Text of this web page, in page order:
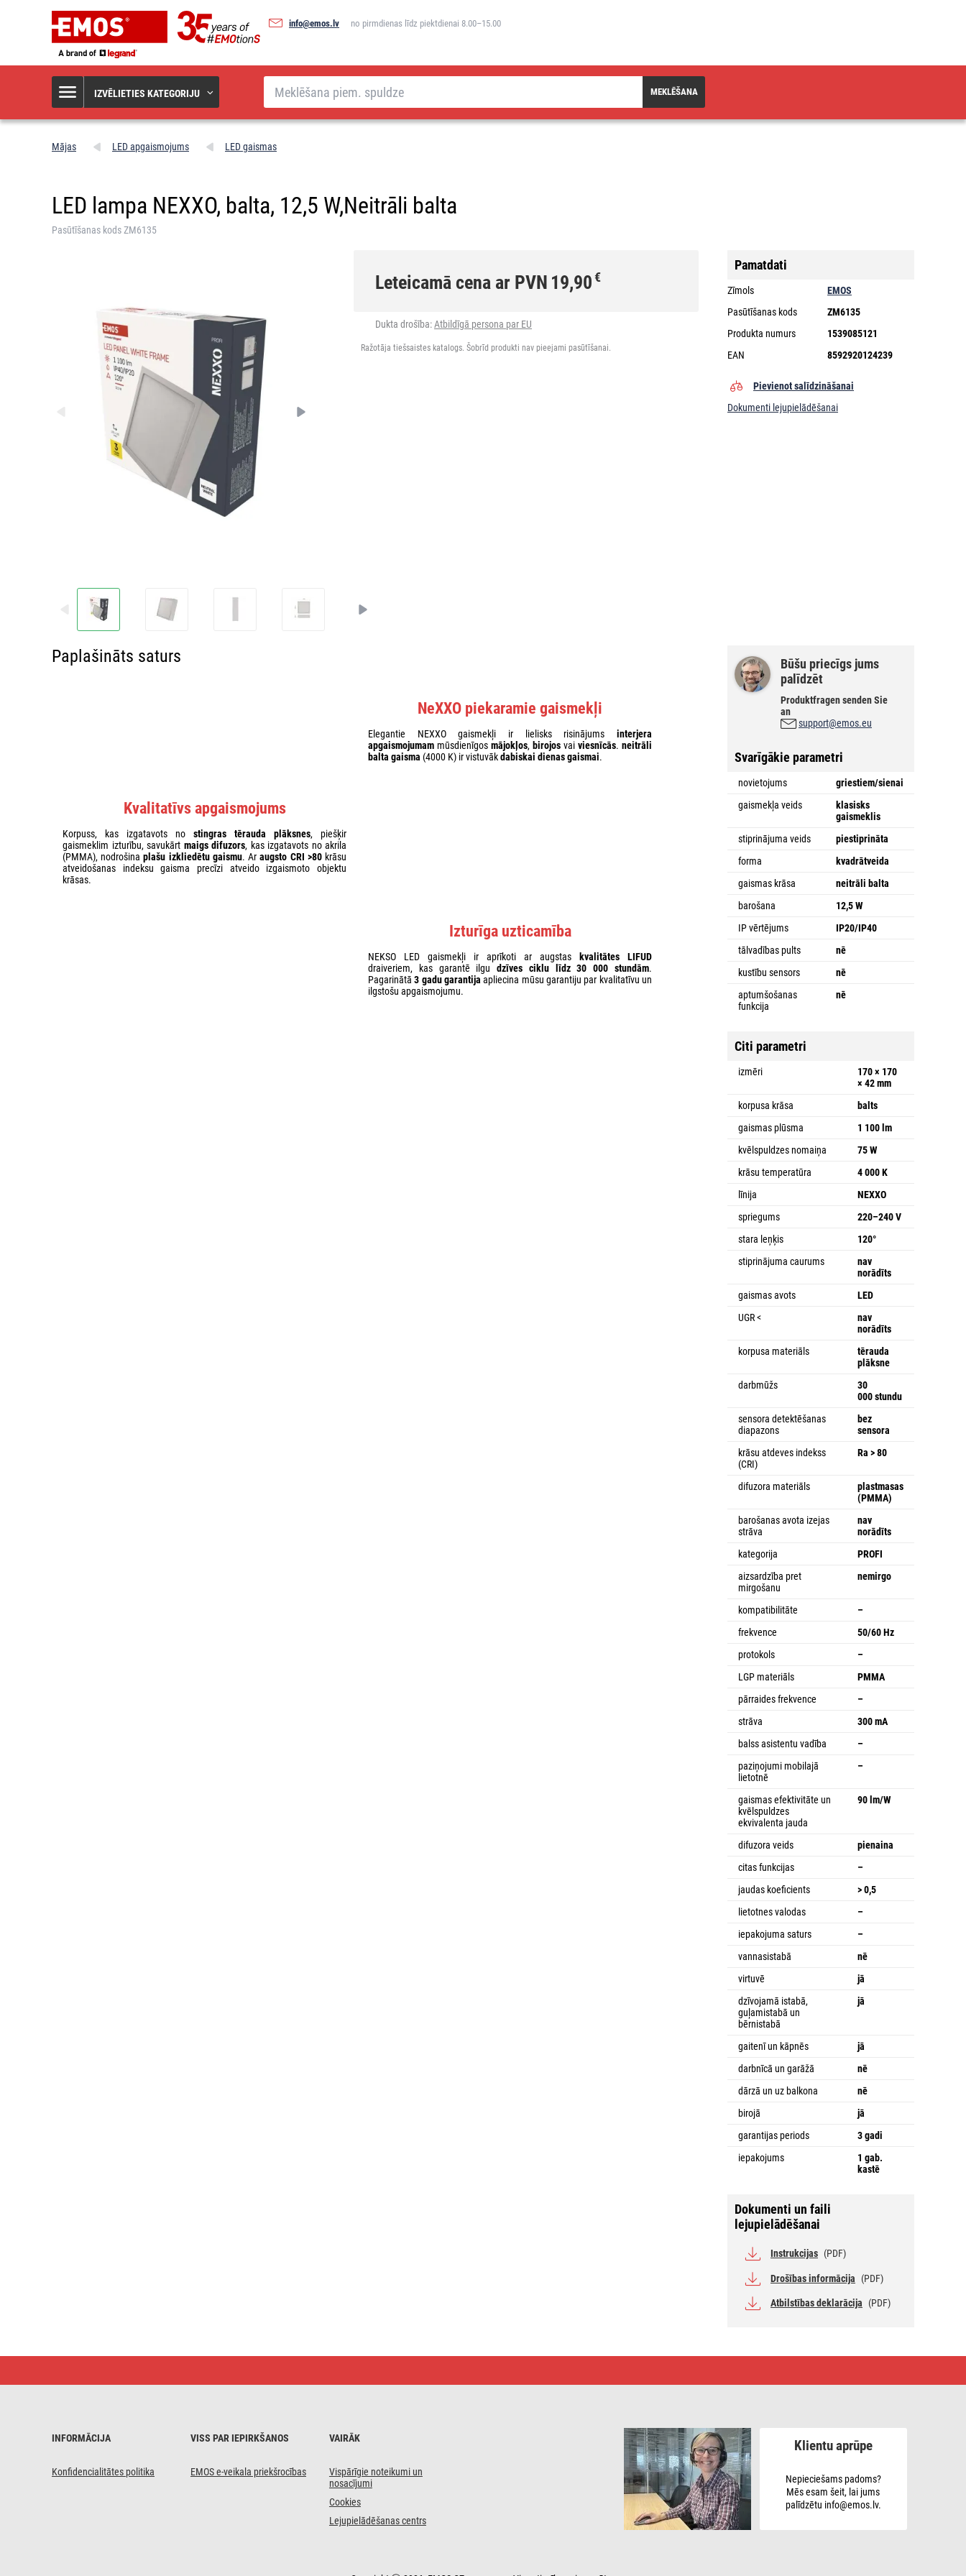
info@emos.lv no pirmdienas līdz piektdienai 8.00–15.00
IZVĒLIETIES KATEGORIJU
Meklēšana
MEKLĒŠANA
Mājas LED apgaismojums LED gaismas
LED lampa NEXXO, balta, 12,5 W,Neitrāli balta
Pasūtīšanas kods ZM6135
Leteicamā cena ar PVN 19,90€
Dukta drošība:Atbildīgā persona par EU
Ražotāja tiešsaistes katalogs. Šobrīd produkti nav pieejami pasūtīšanai.
Pamatdati
Zīmols
EMOS
Pasūtīšanas kods
ZM6135
Produkta numurs
1539085121
EAN
8592920124239
Pievienot salīdzināšanai
Dokumenti lejupielādēšanai
Paplašināts saturs
NeXXO piekaramie gaismekļi
Elegantie NEXXO gaismekļi ir lielisks risinājums interjera
apgaismojumam mūsdienīgos mājokļos, birojos vai viesnīcās. neitrāli
balta gaisma (4000 K) ir vistuvākdabiskai dienas gaismai.
Kvalitatīvs apgaismojums
Korpuss, kas izgatavots no stingras tērauda plāksnes, piešķir
gaismeklim izturību, savukārt maigs difuzors, kas izgatavots no akrila
(PMMA), nodrošinaplašu izkliedētu gaismu. Araugsto CRI >80krāsu
atveidošanas indeksu gaisma precīzi atveido izgaismoto objektu
krāsas.
Izturīga uzticamība
NEKSO LED gaismekļi ir aprīkoti ar augstas kvalitātes LIFUD
draiveriem, kas garantē ilgudzīves ciklu līdz 30 000 stundām.
Pagarinātā3 gadu garantija apliecina mūsu garantiju par kvalitatīvu un
ilgstošu apgaismojumu.
Būšu priecīgs jums
palīdzēt
Produktfragen senden Sie
an
support@emos.eu
Svarīgākie parametri
novietojums
griestiem/sienai
gaismekļa veids
klasisks
gaismeklis
stiprinājuma veids
piestiprināta
forma
kvadrātveida
gaismas krāsa
neitrāli balta
barošana
12,5 W
IP vērtējums
IP20/IP40
tālvadības pults
nē
kustību sensors
nē
aptumšošanas
funkcija
nē
Citi parametri
izmēri
170 × 170
× 42 mm
korpusa krāsa
balts
gaismas plūsma
1 100 lm
kvēlspuldzes nomaiņa
75 W
krāsu temperatūra
4 000 K
līnija
NEXXO
spriegums
220–240 V
stara leņķis
120°
stiprinājuma caurums
nav
norādīts
gaismas avots
LED
UGR <
nav
norādīts
korpusa materiāls
tērauda
plāksne
darbmūžs
30
000 stundu
sensora detektēšanas
diapazons
bez
sensora
krāsu atdeves indekss
(CRI)
Ra > 80
difuzora materiāls
plastmasas
(PMMA)
barošanas avota izejas
strāva
nav
norādīts
kategorija
PROFI
aizsardzība pret
mirgošanu
nemirgo
kompatibilitāte
–
frekvence
50/60 Hz
protokols
–
LGP materiāls
PMMA
pārraides frekvence
–
strāva
300 mA
balss asistentu vadība
–
paziņojumi mobilajā
lietotnē
–
gaismas efektivitāte un
kvēlspuldzes
ekvivalenta jauda
90 lm/W
difuzora veids
pienaina
citas funkcijas
–
jaudas koeficients
> 0,5
lietotnes valodas
–
iepakojuma saturs
–
vannasistabā
nē
virtuvē
jā
dzīvojamā istabā,
guļamistabā un
bērnistabā
jā
gaitenī un kāpnēs
jā
darbnīcā un garāžā
nē
dārzā un uz balkona
nē
birojā
jā
garantijas periods
3 gadi
iepakojums
1 gab.
kastē
Dokumenti un faili
lejupielādēšanai
Instrukcijas (PDF)
Drošības informācija (PDF)
Atbilstības deklarācija (PDF)
NEXXO,
INFORMĀCIJA
Konfidencialitātes politika
VISS PAR IEPIRKŠANOS
EMOS e-veikala priekšrocības
VAIRĀK
Vispārīgie noteikumi un
nosacījumi
Cookies
Lejupielādēšanas centrs
Klientu aprūpe
Nepieciešams padoms?
Mēs esam šeit, lai jums
palīdzētu info@emos.lv.